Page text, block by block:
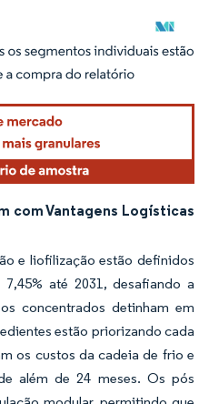
requer atribuição conforme CC BY 4.0.
com Vantagens Logísticas
e liofilização estão definidos
até 2031, desafiando a
concentrados detinham em
estão priorizando cada
os custos da cadeia de frio e
além de 24 meses. Os pós